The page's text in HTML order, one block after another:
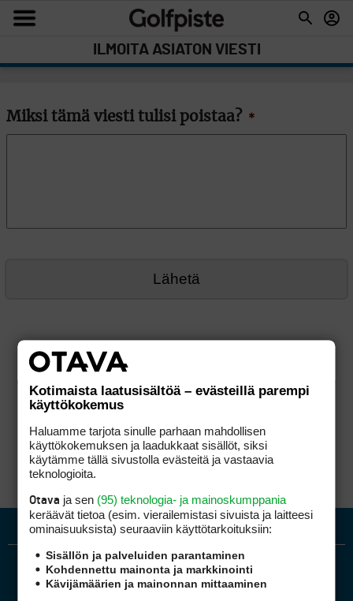
ILMOITA ASIATON VIESTI
Miksi tämä viesti tulisi poistaa? *
Kotimaista laatusisältöä – evästeillä parempi
käyttökokemus
Haluamme tarjota sinulle parhaan mahdollisen
käyttökokemuksen ja laadukkaat sisällöt, siksi
käytämme tällä sivustolla evästeitä ja vastaavia
teknologioita.
Otava ja sen (95) teknologia- ja mainoskumppania
keräävät tietoa (esim. vierailemis­tasi sivuista ja laitteesi
ominaisuuk­sista) seuraaviin käyttötarkoituksiin:
Sisällön ja palveluiden parantaminen
Kohdennettu mainonta ja markkinointi
Kävijämäärien ja mainonnan mittaaminen